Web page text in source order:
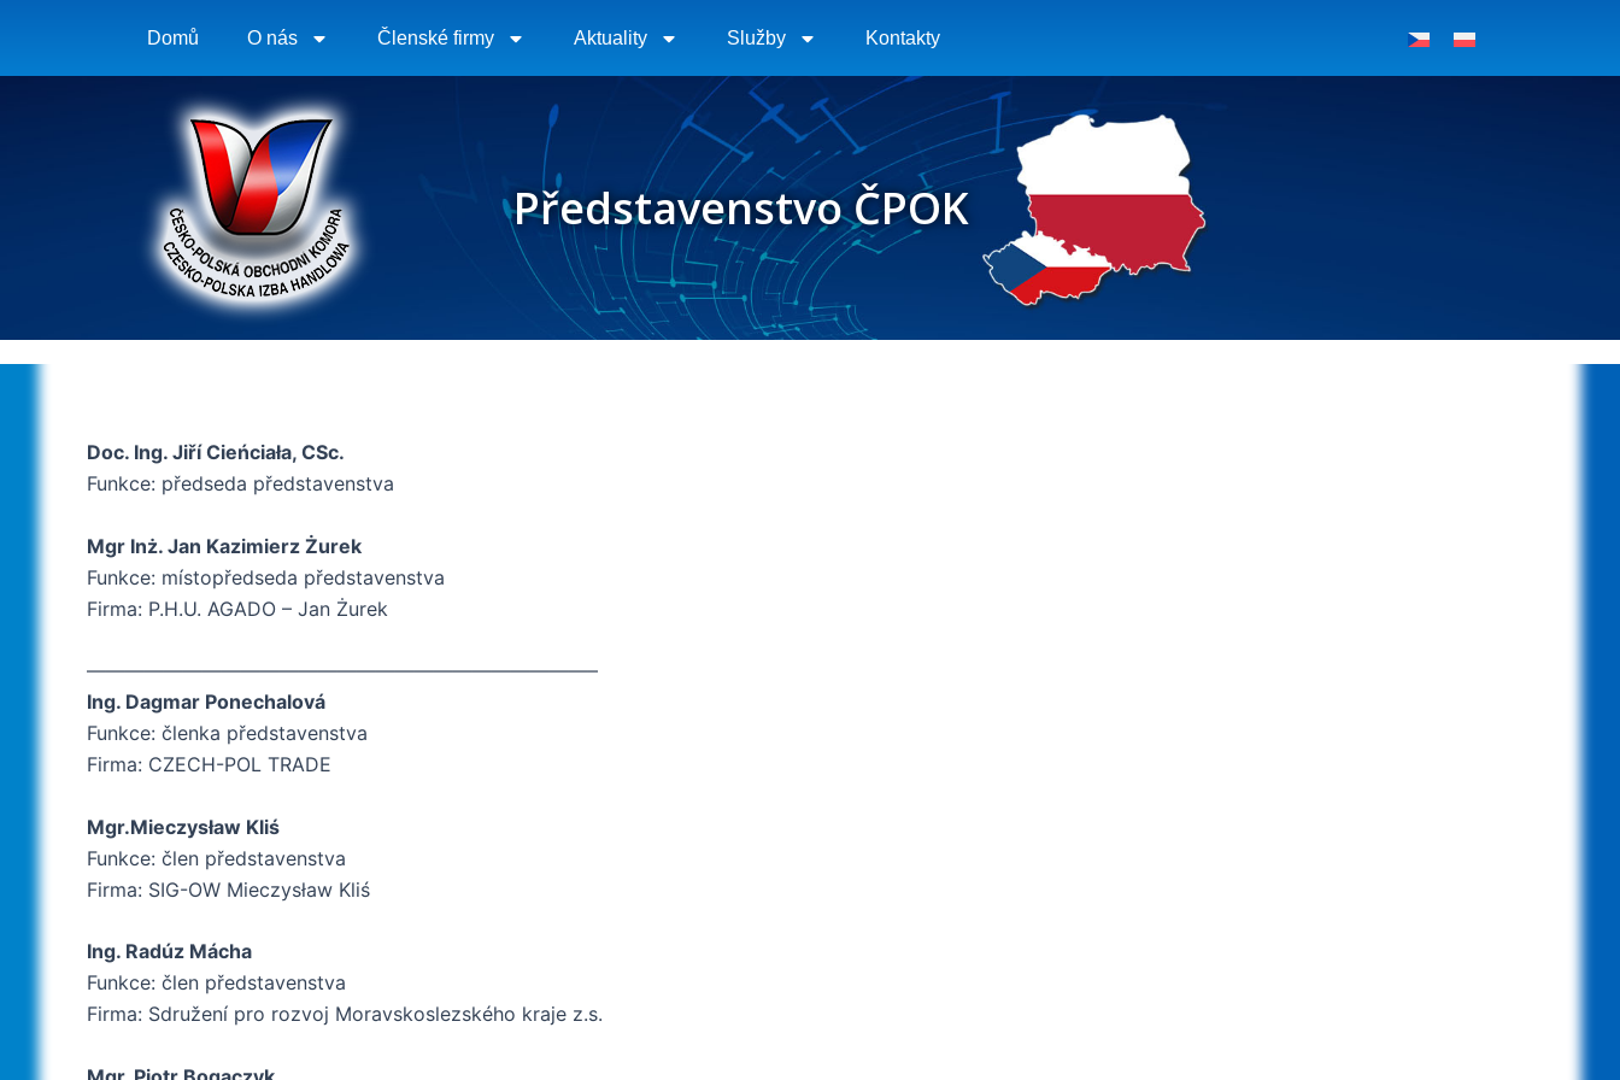
obsah
Domů O nás Členské firmy Aktuality Služby Kontakty
Představenstvo ČPOK
Doc. Ing. Jiří Cieńciała, CSc.
Funkce: předseda představenstva
Mgr Inż. Jan Kazimierz Żurek
Funkce: místopředseda představenstva
Firma: P.H.U. AGADO – Jan Żurek
——————————————————————————–
Ing. Dagmar Ponechalová
Funkce: členka představenstva
Firma: CZECH-POL TRADE
Mgr.Mieczysław Kliś
Funkce: člen představenstva
Firma: SIG-OW Mieczysław Kliś
Ing. Radúz Mácha
Funkce: člen představenstva
Firma: Sdružení pro rozvoj Moravskoslezského kraje z.s.